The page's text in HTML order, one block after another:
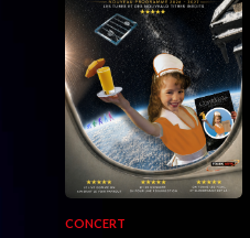
CONCERT